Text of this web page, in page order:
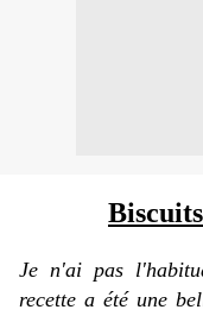
Je n'ai pas
recette a été une